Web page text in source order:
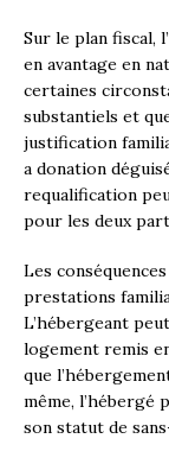
Sur le plan fiscal,
en avantage en
certaines
substantiels et
justification
a donation
requalification
pour les deux
Les
prestations
L’hébergeant
logement remis
que
même,
son statut de